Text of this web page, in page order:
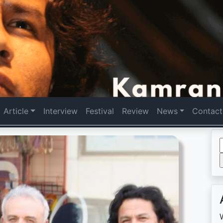
Article Interview Festival Review News Contact